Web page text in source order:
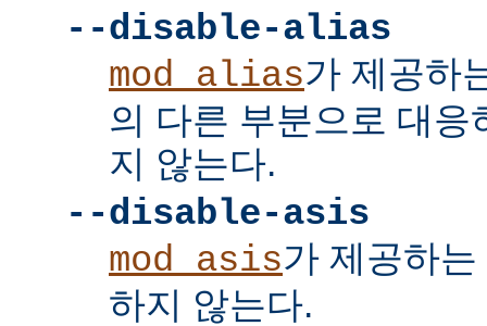
--disable-alias
mod_alias가 제공하
의 다른 부분으로 대응
지 않는다.
--disable-asis
mod_asis가 제공하
하지 않는다.